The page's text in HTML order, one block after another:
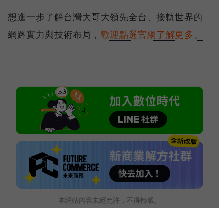
想進一步了解台灣大哥大領先全台、接軌世界的
網路實力與技術布局， 歡迎點選官網了解更多。
本網站內容未經允許，不得轉載。